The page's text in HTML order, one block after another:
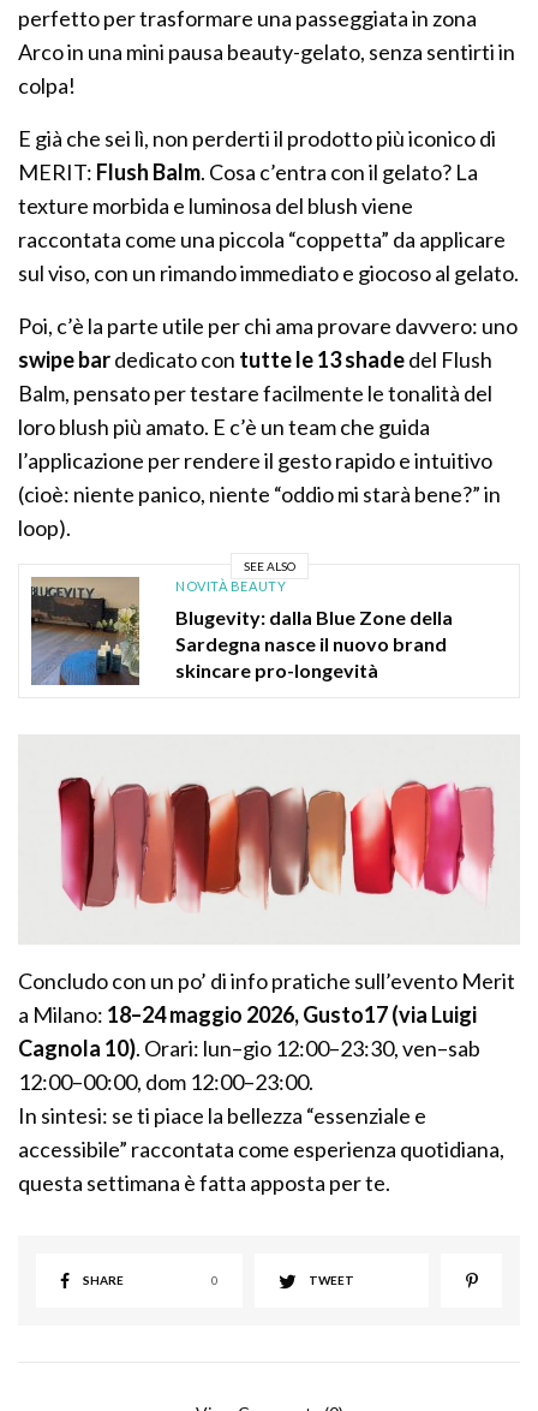
perfetto per trasformare una passeggiata in zona
Arco in una mini pausa beauty-gelato, senza sentirti in
colpa!
E già che sei lì, non perderti il prodotto più iconico di
MERIT: Flush Balm. Cosa c’entra con il gelato? La
texture morbida e luminosa del blush viene
raccontata come una piccola “coppetta” da applicare
sul viso, con un rimando immediato e giocoso al gelato.
Poi, c’è la parte utile per chi ama provare davvero: uno
swipe bardedicato con tutte le 13 shadedel Flush
Balm, pensato per testare facilmente le tonalità del
loro blush più amato. E c’è un team che guida
l’applicazione per rendere il gesto rapido e intuitivo
(cioè: niente panico, niente “oddio mi starà bene?” in
loop).
SEE ALSO
NOVITÀ BEAUTY
Blugevity: dalla Blue Zone della
Sardegna nasce il nuovo brand
skincare pro-longevità
Concludo con un po’ di info pratiche sull’evento Merit
a Milano: 18–24 maggio 2026, Gusto17 (via Luigi
Cagnola 10). Orari: lun–gio 12:00–23:30, ven–sab
12:00–00:00, dom 12:00–23:00.
In sintesi: se ti piace la bellezza “essenziale e
accessibile” raccontata come esperienza quotidiana,
questa settimana è fatta apposta per te.
SHARE 0 TWEET